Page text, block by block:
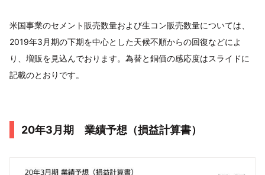
米国事業のセメント販売数量および生コン販売数量については、
2019年3月期の下期を中心とした天候不順からの回復などによ
り、増販を見込んでおります。為替と銅価の感応度はスライドに
記載のとおりです。
20年3月期 業績予想（損益計算書）